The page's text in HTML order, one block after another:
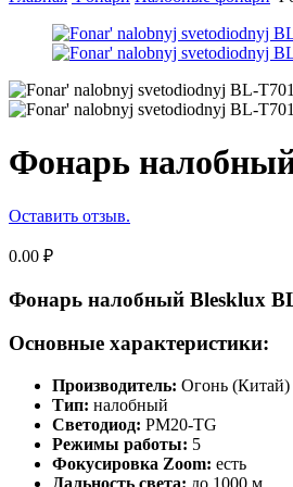
Фонарь
Оставить отзыв.
0.00 ₽
Фонарь налобный Blesklux
Основные характеристики:
Производитель: Огонь (Китай)
Тип: налобный
Светодиод: PM20-TG
Режимы работы: 5
Фокусировка Zoom: есть
Дальность света: до 1000 м